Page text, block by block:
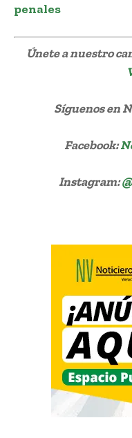
penales
Únete a nuestro
Síguenosen
Facebook:
Instagram: